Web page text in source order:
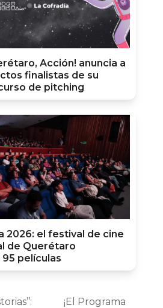
Acción! anuncia a
finalistas de su
de pitching
2026: el festival de cine
de Querétaro
películas
¡El Programa